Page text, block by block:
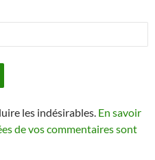
les indésirables. En savoir
de vos commentaires sont